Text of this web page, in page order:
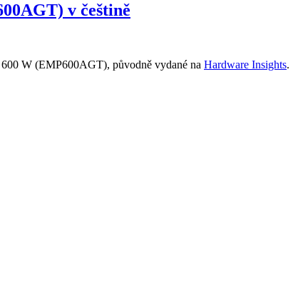
v češtině
W (EMP600AGT), původně vydané na Hardware Insights.